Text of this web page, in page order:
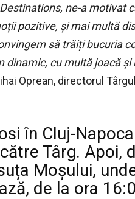
ne-a motivat
pozitive, și mai multă
să trăiți bucuria
dinamic, cu multă joacă și
Oprean, directorul
în Cluj-
Târg. Apoi,
Moșului,
de la ora